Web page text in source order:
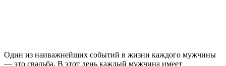
Один из наиважнейших событий в жизни каждого мужчины
— это свадьба. В этот день каждый мужчина имеет